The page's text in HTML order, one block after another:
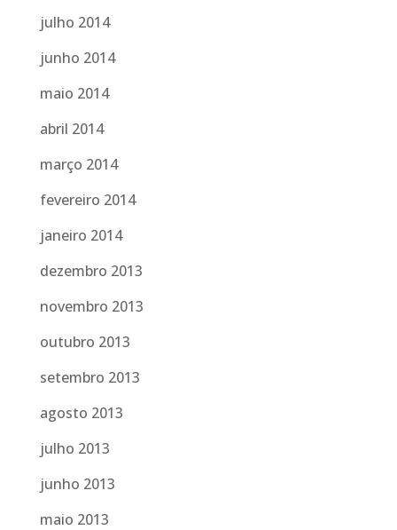
julho 2014
junho 2014
maio 2014
abril 2014
março 2014
fevereiro 2014
janeiro 2014
dezembro 2013
novembro 2013
outubro 2013
setembro 2013
agosto 2013
julho 2013
junho 2013
maio 2013